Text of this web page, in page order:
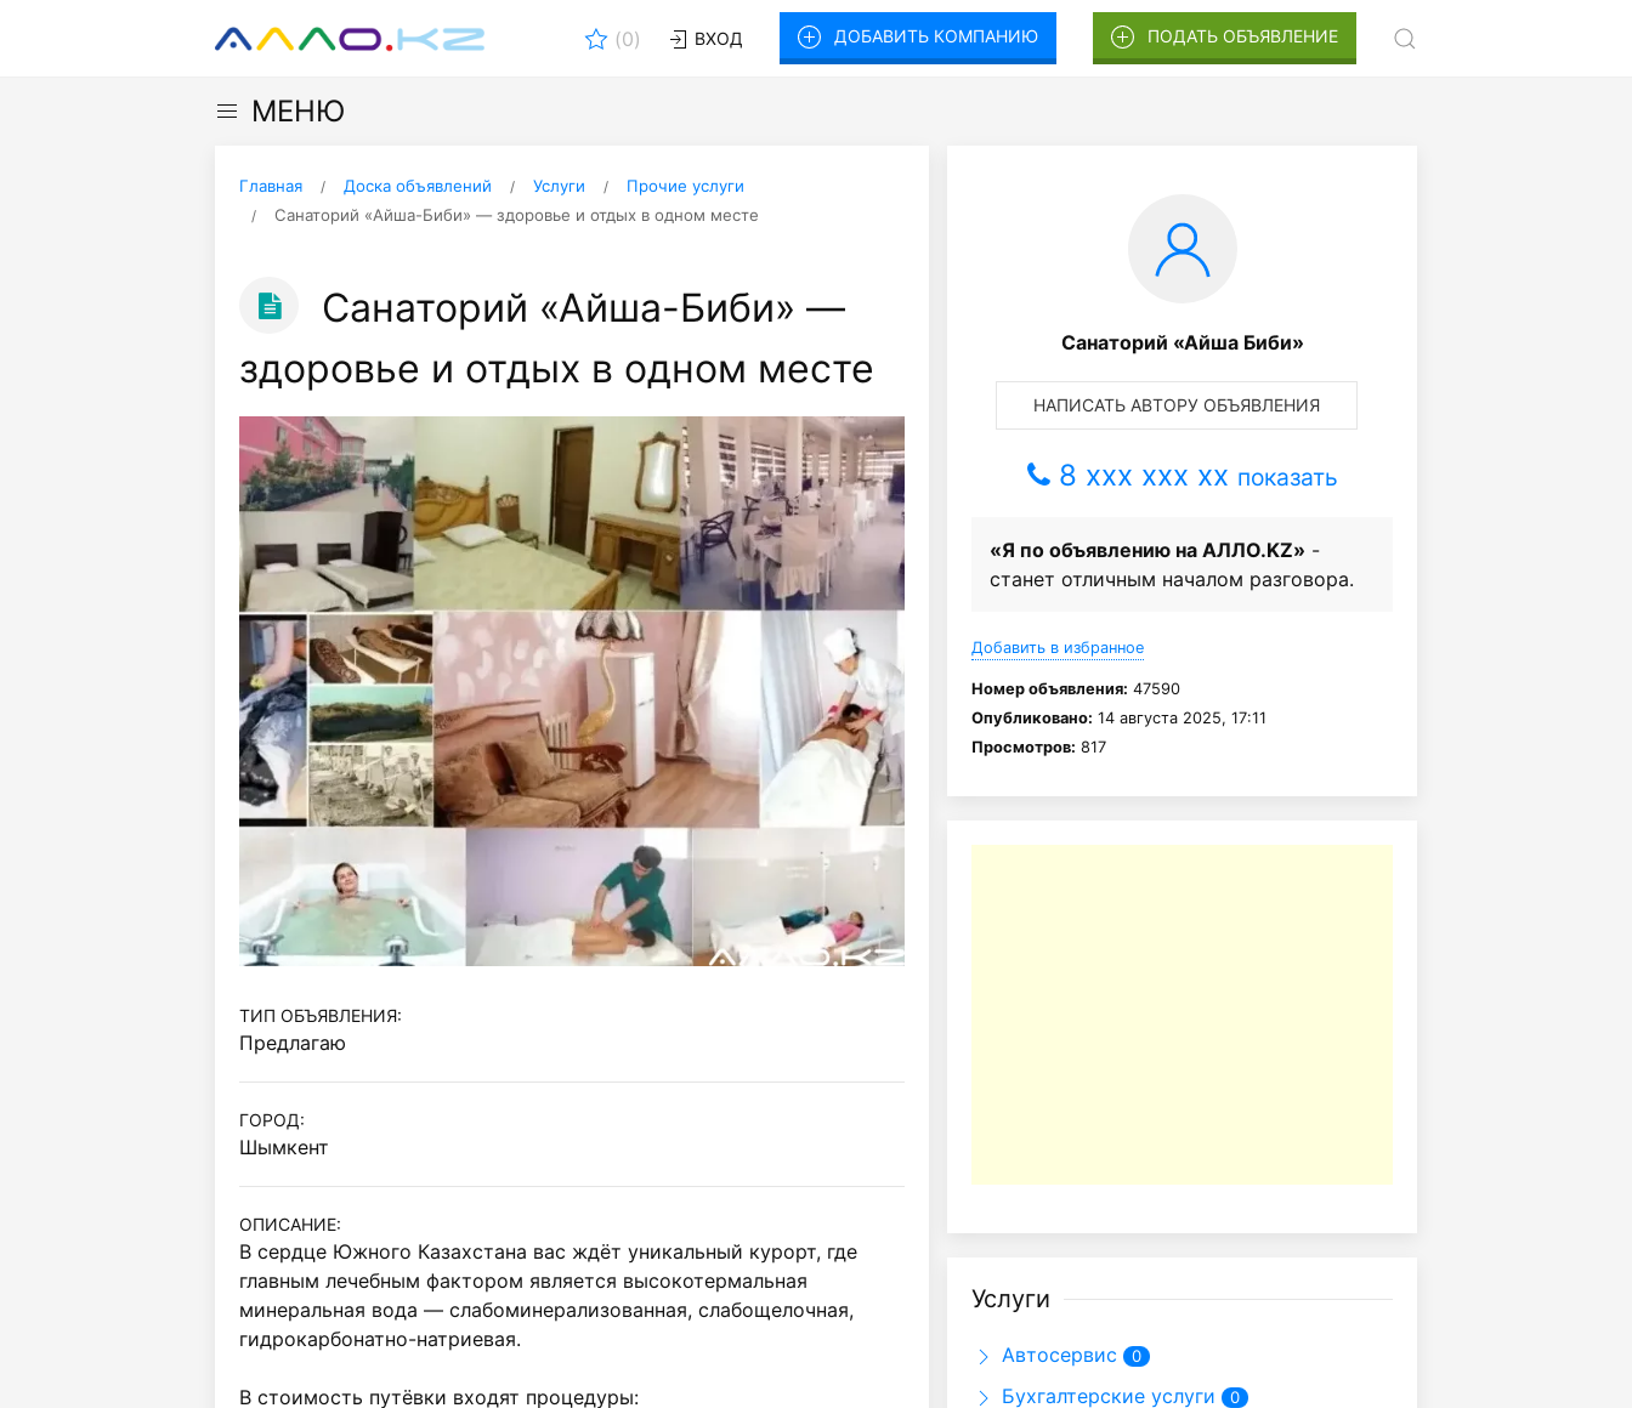
(0) ВХОД ДОБАВИТЬ КОМПАНИЮ ПОДАТЬ ОБЪЯВЛЕНИЕ
МЕНЮ
Главная Доска объявлений Услуги
Прочие услуги
Санаторий «Айша-Биби» — здоровье и отдых в одном месте
Санаторий «Айша-Биби» —
здоровье и отдых в одном месте
ТИП ОБЪЯВЛЕНИЯ:
Предлагаю
ГОРОД:
Шымкент
ОПИСАНИЕ:
В сердце Южного Казахстана вас ждёт уникальный курорт, где
главным лечебным фактором является высокотермальная
минеральная вода — слабоминерализованная, слабощелочная,
гидрокарбонатно-натриевая.
В стоимость путёвки входят процедуры:
Санаторий «Айша Биби»
НАПИСАТЬ АВТОРУ ОБЪЯВЛЕНИЯ
8 xxx xxx xx показать
«Я по объявлению на АЛЛО.KZ» -
станет отличным началом разговора.
Добавить в избранное
Номер объявления: 47590
Опубликовано: 14 августа 2025, 17:11
Просмотров: 817
Услуги
Автосервис 0
Бухгалтерские услуги 0